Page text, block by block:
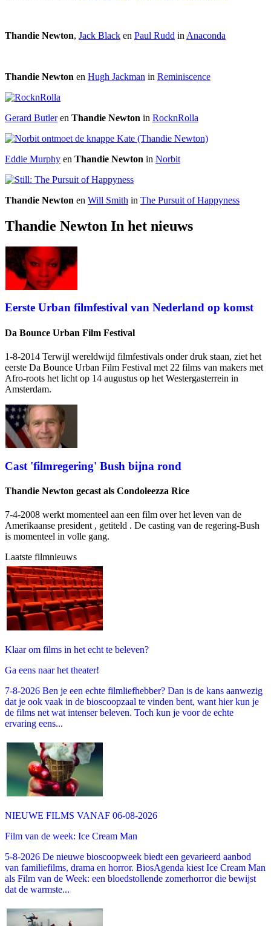
Thandie Newton, Jack Black en Paul Rudd in Anaconda
Thandie Newton en Hugh Jackman in Reminiscence
Gerard Butleren Thandie Newton in RocknRolla
Eddie Murphy en Thandie Newton in Norbit
Thandie Newton en Will Smith in The Pursuit of Happyness
Thandie Newton In het nieuws
Eerste Urban filmfestival van Nederland op komst
Da Bounce Urban Film Festival
1-8-2014 Terwijl wereldwijd filmfestivals onder druk staan, ziet het
eerste Da Bounce Urban Film Festival met 22 films van makers met
Afro-roots het licht op 14 augustus op het Westergasterrein in
Amsterdam.
Cast 'filmregering' Bush bijna rond
Thandie Newton gecast als Condoleezza Rice
7-4-2008 werkt momenteel aan een film over het leven van de
Amerikaanse president , getiteld . De casting van de regering-Bush
is momenteel in volle gang.
Laatste filmnieuws
Klaar om films in het echt te beleven?
Ga eens naar het theater!
7-8-2026 Ben je een echte filmliefhebber? Dan is de kans aanwezig
dat je ook vaak in de bioscoopzaal te vinden bent, want hier kun je
de films net wat intenser beleven. Toch kun je voor de echte
ervaring eens...
NIEUWE FILMS VANAF 06-08-2026
Film van de week: Ice Cream Man
5-8-2026 De nieuwe bioscoopweek biedt een gevarieerd aanbod
van familiefilms, drama en horror. BiosAgenda kiest Ice Cream Man
als Film van de Week: een bloedstollende zomerhorror die bewijst
dat de warmste...